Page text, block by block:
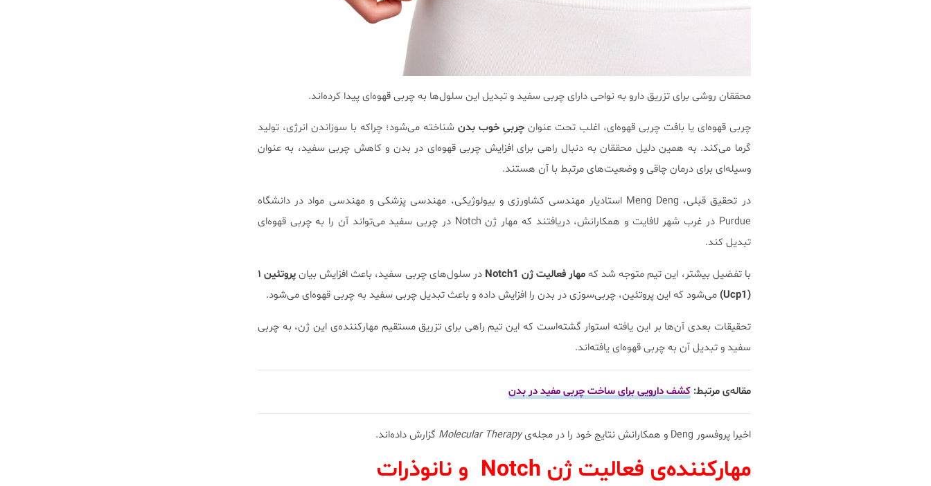
محققان روشی برای تزریق دارو به نواحی دارای چربی سفید و تبدیل این سلول‌ها به چربی قهوه‌ای پیدا کرده‌اند.
چربی قهوه‌ای یا بافت چربی قهوه‌ای، اغلب تحت عنوانچربیِ خوب بدن شناخته می‌شود؛ چراکه با سوزاندن انرژی، تولید
گرما می‌کند. به همین دلیل محققان به دنبال راهی برای افزایش چربی قهوه‌ای در بدن و کاهش چربی سفید، به عنوان
وسیله‌ای برای درمان چاقی و وضعیت‌های مرتبط با آن هستند.
در تحقیق قبلی، Meng Deng استادیار مهندسی کشاورزی و بیولوژیکی، مهندسی پزشکی و مهندسی مواد در دانشگاه
Purdue در غرب شهر لافایت و همکارانش، دریافتند که مهار ژن Notch در چربی سفید می‌تواند آن را به چربی قهوه‌ای
تبدیل کند.
با تفضیل بیشتر، این تیم متوجه شد کهمهار فعالیت ژن Notch1 در سلول‌های چربی سفید، باعث افزایش بیان
پروتئین ۱
(Ucp1)
می‌شود که این پروتئین، چربی‌سوزی در بدن را افزایش داده و باعث تبدیل چربی سفید به چربی قهوه‌ای می‌شود.
تحقیقات بعدی آن‌ها بر این یافته استوار گشته‌است که این تیم راهی برای تزریق مستقیم مهارکننده‌ی این ژن، به چربی
سفید و تبدیل آن به چربی قهوه‌ای یافته‌اند.
مقاله‎‌ی مرتبط: کشف دارویی برای ساخت چربی مفید در بدن
اخیرا پروفسور Deng و همکارانش نتایج خود را در مجله‌ی Molecular Therapy گزارش داده‌اند.
مهارکننده‌ی فعالیت ژن Notch و نانوذرات